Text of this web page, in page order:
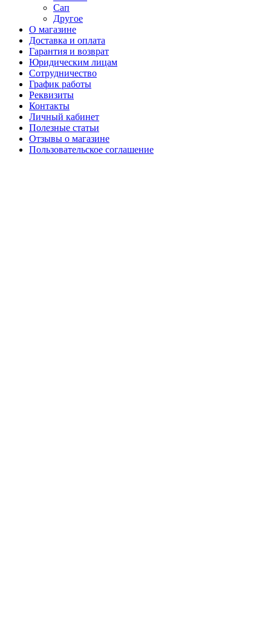
Сап
Другое
О магазине
Доставка и оплата
Гарантия и возврат
Юридическим лицам
Сотрудничество
График работы
Реквизиты
Контакты
Личный кабинет
Полезные статьи
Отзывы о магазине
Пользовательское соглашение